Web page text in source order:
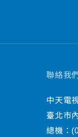
聯絡我
中天電
臺北市
總機：